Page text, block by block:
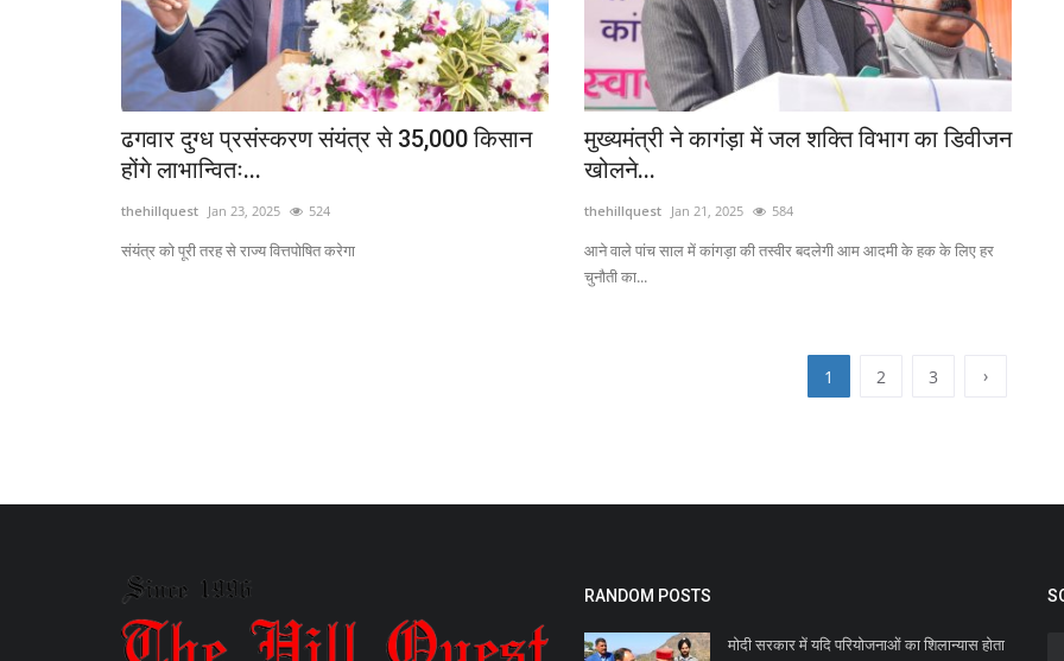
ढगवार दुग्ध प्रसंस्करण संयंत्र से 35,000 किसान
होंगे लाभान्वितः...
thehillquest Jan 23, 2025 524
संयंत्र को पूरी तरह से राज्य वित्तपोषित करेगा
मुख्यमंत्री ने कागंड़ा में जल शक्ति विभाग का डिवीजन
खोलने...
thehillquest Jan 21, 2025 584
आने वाले पांच साल में कांगड़ा की तस्वीर बदलेगी आम आदमी के हक के लिए हर
चुनौती का...
1 2 3 ›
RANDOM POSTS
मोदी सरकार में यदि परियोजनाओं का शिलान्यास होता